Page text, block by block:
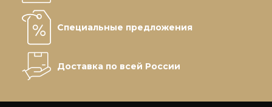
Специальные предложения
Доставка по всей России